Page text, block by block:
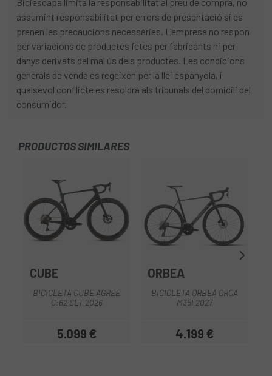
assumint responsabilitat per errors de presentació si es
prenen les precaucions necessàries. L'empresa no respon
per variacions de productes fetes per fabricants ni per
danys derivats del mal ús dels productes. Les condicions
generals de venda es regeixen per la llei espanyola, i
qualsevol conflicte es resoldrà als tribunals del domicili del
consumidor.
PRODUCTOS SIMILARES
CUBE
BICICLETA CUBE AGREE
C:62 SLT 2026
Preu
5.099 €
ORBEA
BICICLETA ORBEA ORCA
M35I 2027
Preu
4.199 €